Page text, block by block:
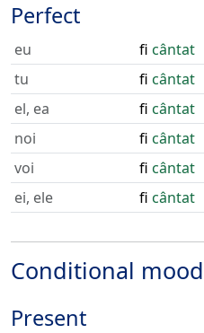
Perfect
eu fi cântat
tu
fi cântat
el, ea
fi cântat
noi
fi cântat
voi
fi cântat
ei, ele
fi cântat
Conditional mood
Present